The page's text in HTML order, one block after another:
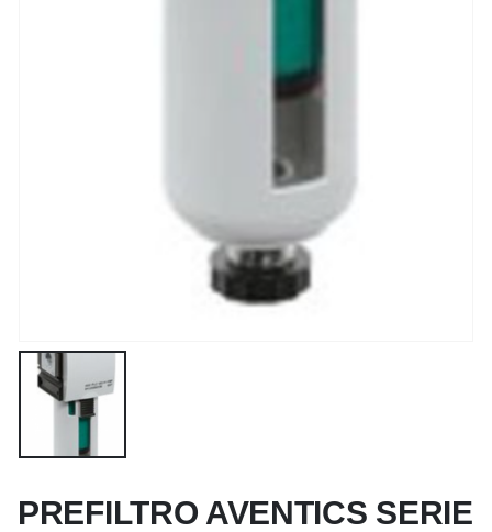
PREFILTRO AVENTICS SERIE